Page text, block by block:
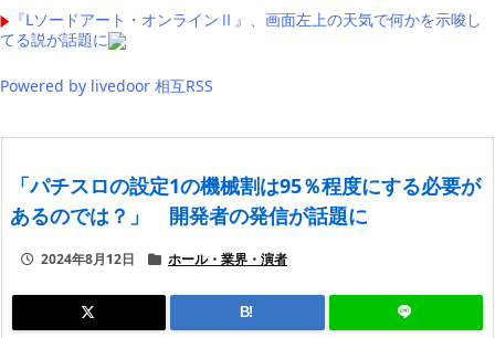
『Lソードアート・オンラインⅡ』、画面左上の天気で何かを示唆し
てる説が話題に
Powered by livedoor 相互RSS
「パチスロの設定1の機械割は95％程度にする必要が
あるのでは？」 開発者の発信が話題に
2024年8月12日 ホール・業界・演者
B!